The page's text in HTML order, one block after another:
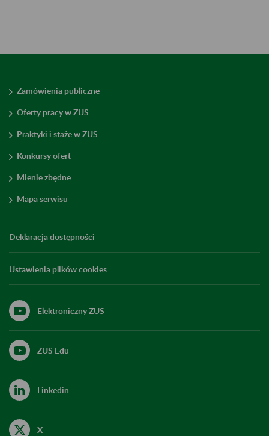
Zamówienia publiczne
Oferty pracy w ZUS
Praktyki i staże w ZUS
Konkursy ofert
Mienie zbędne
Mapa serwisu
Deklaracja dostępności
Ustawienia plików cookies
Elektroniczny ZUS
ZUS Edu
Linkedin
X